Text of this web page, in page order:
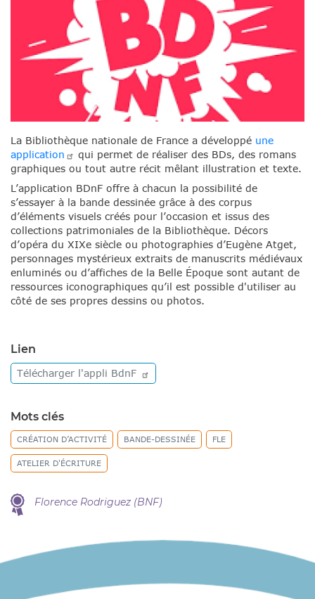
La Bibliothèque nationale de France a développé une
application
qui permet de réaliser des BDs, des romans
graphiques ou tout autre récit mêlant illustration et texte.
L’application BDnF offre à chacun la possibilité de
s’essayer à la bande dessinée grâce à des corpus
d’éléments visuels créés pour l’occasion et issus des
collections patrimoniales de la Bibliothèque. Décors
d’opéra du XIXe siècle ou photographies d’Eugène Atget,
personnages mystérieux extraits de manuscrits médiévaux
enluminés ou d’affiches de la Belle Époque sont autant de
ressources iconographiques qu’il est possible d'utiliser au
côté de ses propres dessins ou photos.
Lien
Télécharger l'appli BdnF
Mots clés
CRÉATION D’ACTIVITÉ BANDE-DESSINÉE FLE
ATELIER D'ÉCRITURE
Florence Rodriguez (BNF)